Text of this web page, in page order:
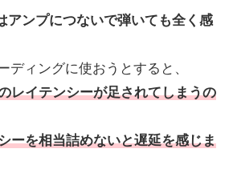
アンプにつないで弾いても全く感
ディングに使おうとすると、
レイテンシーが足されてしまうの
ーを相当詰めないと遅延を感じま